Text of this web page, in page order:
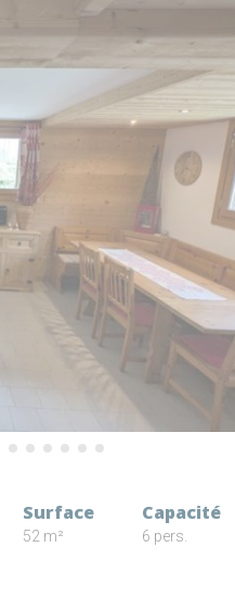
Surface
52 m²
Capacité
6 pers.